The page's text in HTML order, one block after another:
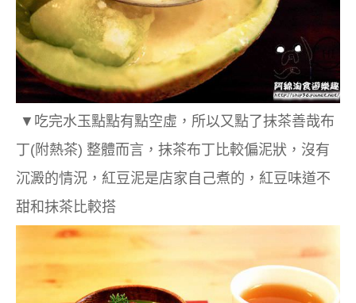
▼吃完水玉點點有點空虛，所以又點了抹茶善哉布
丁(附熱茶) 整體而言，抹茶布丁比較偏泥狀，沒有
沉澱的情況，紅豆泥是店家自己煮的，紅豆味道不
甜和抹茶比較搭